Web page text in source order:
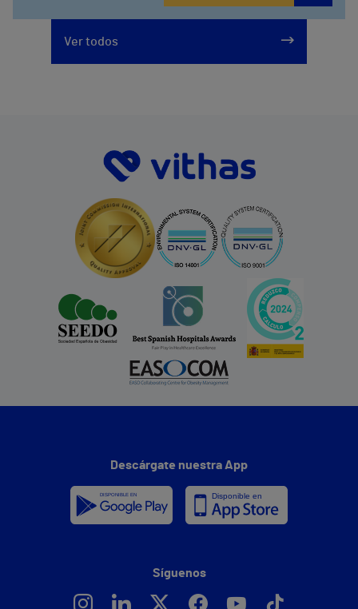
Ver todos
Descárgate nuestra App
Síguenos